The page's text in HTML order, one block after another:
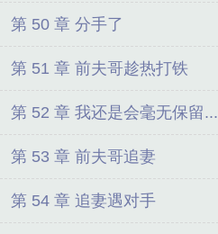
第 50 章 分手了
第 51 章 前夫哥趁热打铁
第 52 章 我还是会毫无保留...
第 53 章 前夫哥追妻
第 54 章 追妻遇对手